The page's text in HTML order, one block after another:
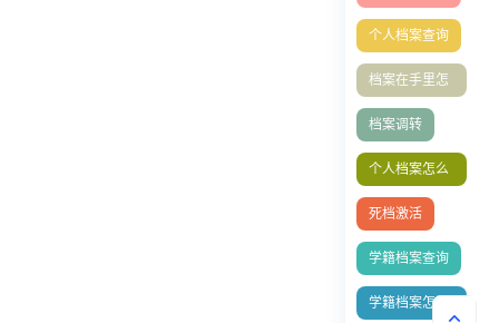
个人档案查询
档案在手里怎
么存档人才中
心？
档案调转
个人档案怎么
放到人社局？
死档激活
学籍档案查询
学籍档案怎么